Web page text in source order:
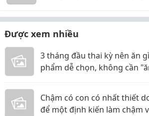
Được xem nhiều
3 tháng đầu thai kỳ nên ăn
phẩm dễ chọn, không cần
Chậm có con có nhất thiết
để một định kiến làm chậm